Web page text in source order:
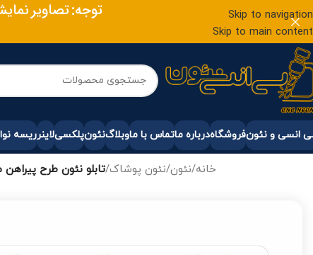
Skip to navigation
Skip to main content
توجه: تصاویر
انسی و نئونفروشگاهدرباره ماتماس با ماوبلاگنئونپلکسیلاینرریسه
خانه/نئون/نئون پوشاک/تابلو نئون طرح پیراهن